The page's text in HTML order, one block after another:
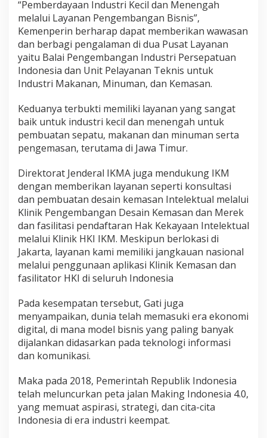
“Pemberdayaan Industri Kecil dan Menengah
melalui Layanan Pengembangan Bisnis”,
Kemenperin berharap dapat memberikan wawasan
dan berbagi pengalaman di dua Pusat Layanan
yaitu Balai Pengembangan Industri Persepatuan
Indonesia dan Unit Pelayanan Teknis untuk
Industri Makanan, Minuman, dan Kemasan.
Keduanya terbukti memiliki layanan yang sangat
baik untuk industri kecil dan menengah untuk
pembuatan sepatu, makanan dan minuman serta
pengemasan, terutama di Jawa Timur.
Direktorat Jenderal IKMA juga mendukung IKM
dengan memberikan layanan seperti konsultasi
dan pembuatan desain kemasan Intelektual melalui
Klinik Pengembangan Desain Kemasan dan Merek
dan fasilitasi pendaftaran Hak Kekayaan Intelektual
melalui Klinik HKI IKM. Meskipun berlokasi di
Jakarta, layanan kami memiliki jangkauan nasional
melalui penggunaan aplikasi Klinik Kemasan dan
fasilitator HKI di seluruh Indonesia
Pada kesempatan tersebut, Gati juga
menyampaikan, dunia telah memasuki era ekonomi
digital, di mana model bisnis yang paling banyak
dijalankan didasarkan pada teknologi informasi
dan komunikasi.
Maka pada 2018, Pemerintah Republik Indonesia
telah meluncurkan peta jalan Making Indonesia 4.0,
yang memuat aspirasi, strategi, dan cita-cita
Indonesia di era industri keempat.